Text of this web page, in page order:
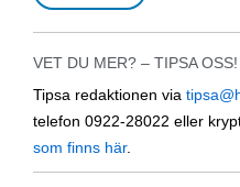
VET DU MER? – TIPSA OSS!
Tipsa redaktionen via
telefon 0922-28022 eller
som finns här.